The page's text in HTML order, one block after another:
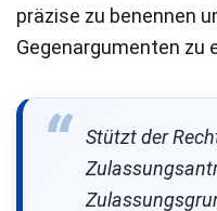
präzise zu benennen
Gegenargumenten zu
Stützt der